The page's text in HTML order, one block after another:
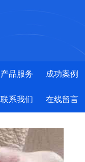
产品服务 成功案例
联系我们 在线留言